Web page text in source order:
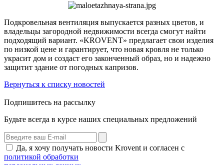
Подкровельная вентиляция выпускается разных цветов, и
владельцы загородной недвижимости всегда смогут найти
подходящий вариант. «KROVENT» предлагает свои изделия
по низкой цене и гарантирует, что новая кровля не только
украсит дом и создаст его законченный образ, но и надежно
защитит здание от погодных капризов.
Вернуться к списку новостей
Подпишитесь на рассылку
Будьте всегда в курсе наших специальных предложений
Да, я хочу получать новости Krovent и согласен с
политикой обработки